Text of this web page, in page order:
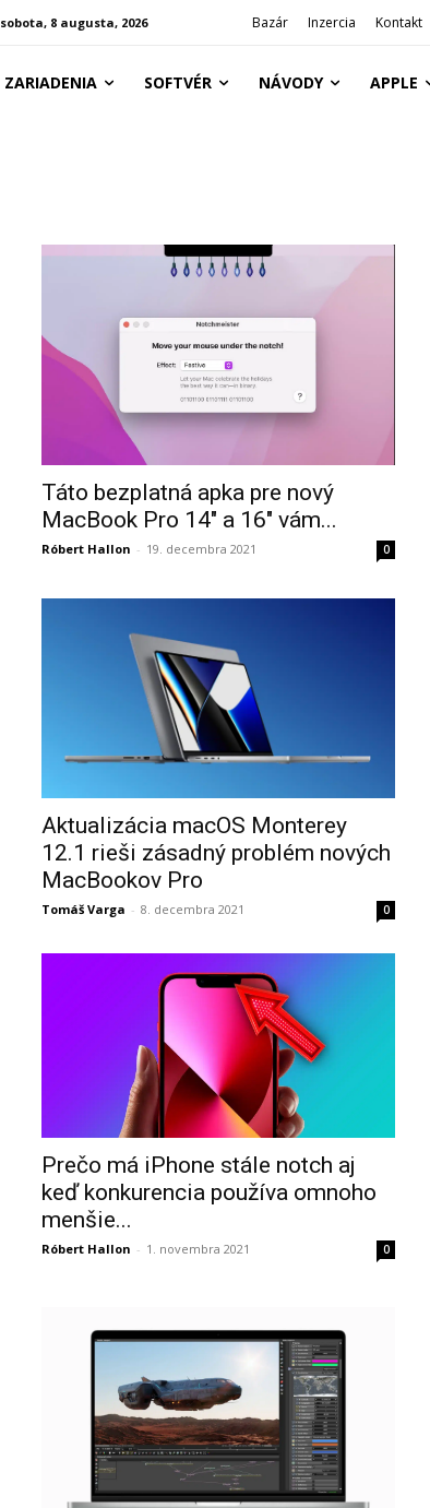
sobota, 8 augusta, 2026 Bazár Inzercia Kontakt
ZARIADENIA SOFTVÉR NÁVODY APPLE
Táto bezplatná apka pre nový
MacBook Pro 14″ a 16″ vám...
Róbert Hallon - 19. decembra 2021 0
Aktualizácia macOS Monterey
12.1 rieši zásadný problém nových
MacBookov Pro
Tomáš Varga - 8. decembra 2021 0
Prečo má iPhone stále notch aj
keď konkurencia používa omnoho
menšie...
Róbert Hallon - 1. novembra 2021 0